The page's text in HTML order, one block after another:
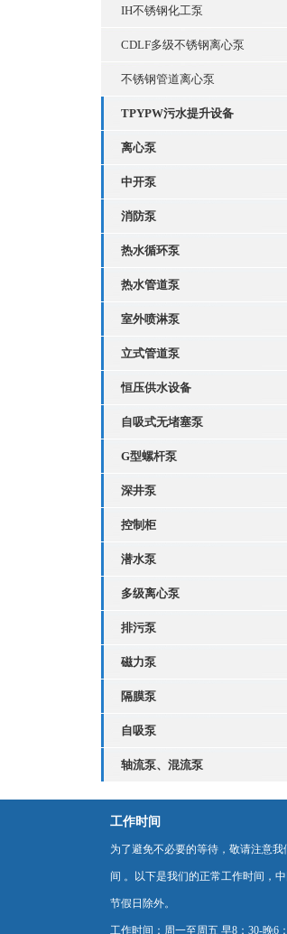
IH不锈钢化工泵
CDLF多级不锈钢离心泵
不锈钢管道离心泵
TPYPW污水提升设备
离心泵
中开泵
消防泵
热水循环泵
热水管道泵
室外喷淋泵
立式管道泵
恒压供水设备
自吸式无堵塞泵
G型螺杆泵
深井泵
控制柜
潜水泵
多级离心泵
排污泵
磁力泵
隔膜泵
自吸泵
轴流泵、混流泵
工作时间
为了避免不必要的等待，敬请注意我
间 。以下是我们的正常工作时间，
节假日除外。
工作时间：周一至周五 早8：30-晚6